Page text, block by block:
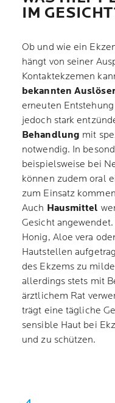
IM
Ob und wie ein
hängt von seiner
Kontaktekzemen
bekannten
erneuten
jedoch stark
Behandlung mit
notwendig. In
beispielsweise bei
können zudem oral
zum Einsatz
Auch Hausmittel
Gesicht
Honig, Aloe vera
Hautstellen
des Ekzems zu
allerdings stets mit
ärztlichem Rat
trägt eine tägliche
sensible Haut bei
und zu schützen.